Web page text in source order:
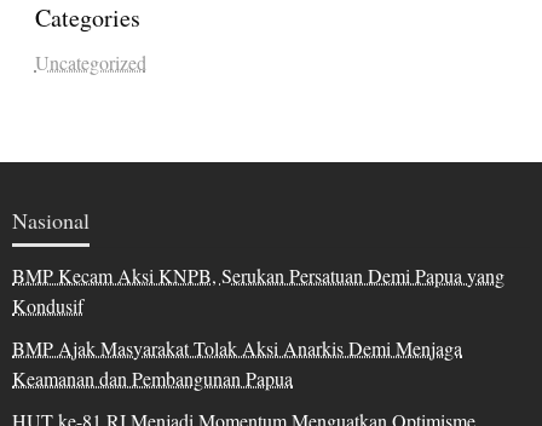
Categories
Uncategorized
Nasional
BMP Kecam Aksi KNPB, Serukan Persatuan Demi Papua yang
Kondusif
BMP Ajak Masyarakat Tolak Aksi Anarkis Demi Menjaga
Keamanan dan Pembangunan Papua
HUT ke-81 RI Menjadi Momentum Menguatkan Optimisme